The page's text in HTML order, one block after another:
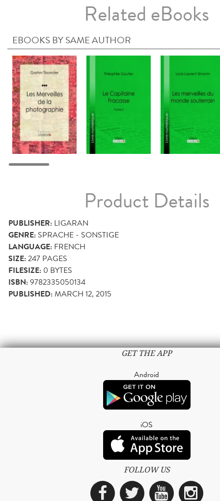
Related eBooks
EBOOKS BY SAME AUTHOR
Product Details
PUBLISHER: LIGARAN
GENRE: SPRACHE - SONSTIGE
LANGUAGE: FRENCH
SIZE:247 PAGES
FILESIZE: 0 BYTES
ISBN:9782335050134
PUBLISHED:MARCH 12, 2015
GET THE APP
Android
iOS
FOLLOW US
Facebook
Twitter